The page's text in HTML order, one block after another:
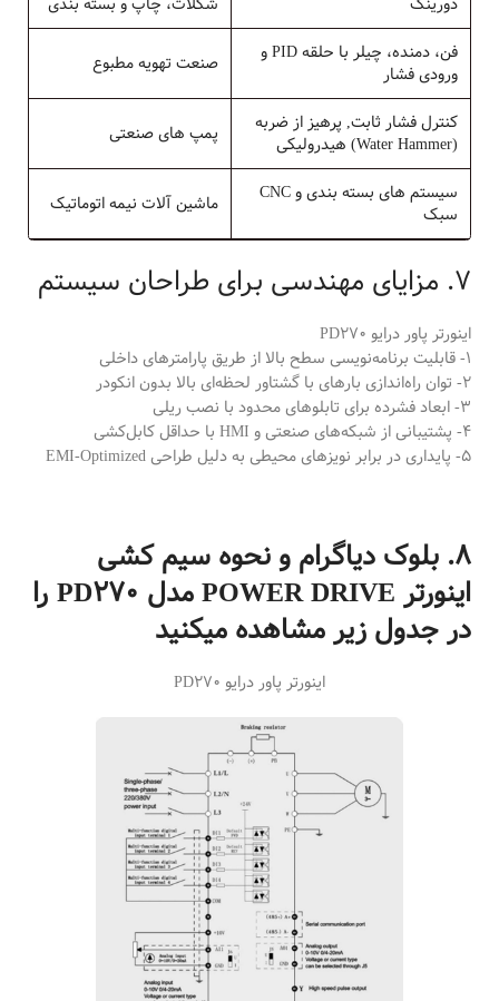
فن، دمنده، چيلر با حلقه PID و
ورودى فشار
صنعت تهويه مطبوع
کنترل فشار ثابت, پرهيز از ضربه
(Water Hammer) هيدروليکى
پمپ هاى صنعتى
سيستم هاى بسته بندى و CNC
سبک
ماشين آلات نيمه اتوماتيک
7. مزایای مهندسی برای طراحان سیستم
اینورتر پاور درایو PD270
1- قابلیت برنامه‌نویسی سطح بالا از طریق پارامترهای داخلی
2- توان راه‌اندازی بارهای با گشتاور لحظه‌ای بالا بدون انکودر
3- ابعاد فشرده برای تابلوهای محدود با نصب ریلی
4- پشتیبانی از شبکه‌های صنعتی و HMI با حداقل کابل‌کشی
5- پایداری در برابر نویزهای محیطی به دلیل طراحی EMI-Optimized
8. بلوک دیاگرام و نحوه سیم کشی
اینورتر POWER DRIVE مدل PD270 را
در جدول زیر مشاهده میکنید
اینورتر پاور درایو PD270